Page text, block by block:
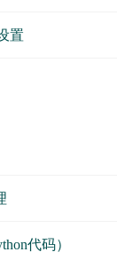
置
代码）